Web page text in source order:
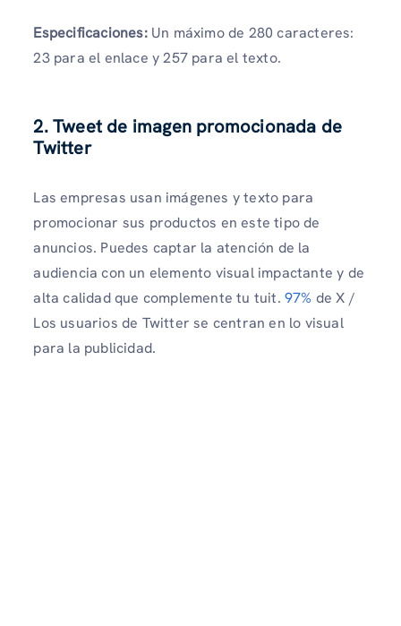
Especificaciones:Un máximo de 280 caracteres:
23 para el enlace y 257 para el texto.
2. Tweet de imagen promocionada de
Twitter
Las empresas usan imágenes y texto para
promocionar sus productos en este tipo de
anuncios. Puedes captar la atención de la
audiencia con un elemento visual impactante y de
alta calidad que complemente tu tuit. 97% de X /
Los usuarios de Twitter se centran en lo visual
para la publicidad.